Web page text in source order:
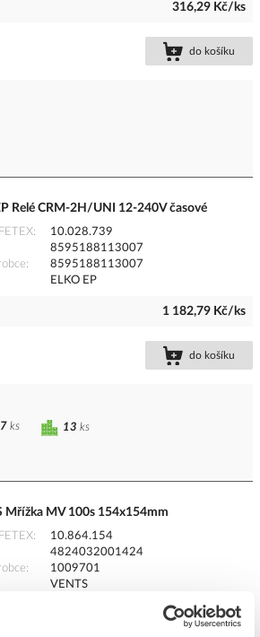
316,29 Kč/ks
do košíku
Relé CRM-2H/UNI 12-240V časové
10.028.739
8595188113007
8595188113007
ELKO EP
1 182,79 Kč/ks
do košíku
13 ks
ks
Mřížka MV 100s 154x154mm
10.864.154
4824032001424
1009701
VENTS
75,27 Kč/ks